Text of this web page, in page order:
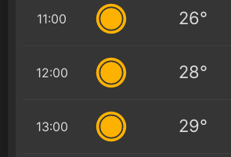
11:00 26°
12:00 28°
13:00 29°